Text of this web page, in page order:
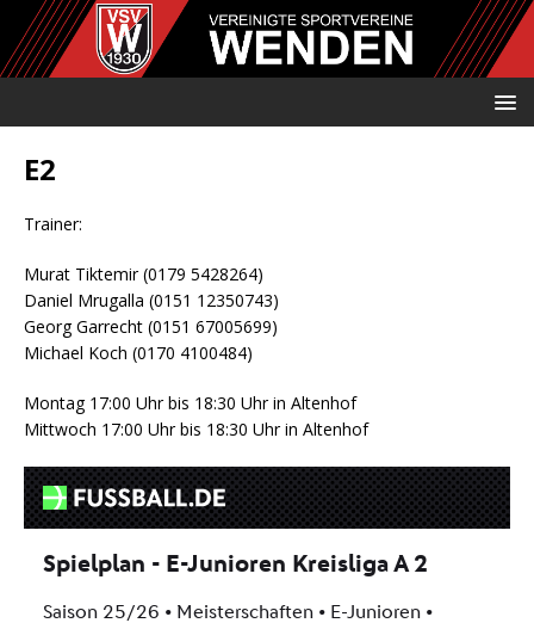
E2
Trainer:
Murat Tiktemir (0179 5428264)
Daniel Mrugalla (0151 12350743)
Georg Garrecht (0151 67005699)
Michael Koch (0170 4100484)
Montag 17:00 Uhr bis 18:30 Uhr in Altenhof
Mittwoch 17:00 Uhr bis 18:30 Uhr in Altenhof